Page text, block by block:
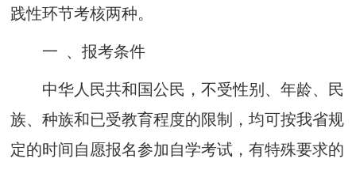
践性环节考核两种。
一 、报考条件
中华人民共和国公民，不受性别、年龄、民
族、种族和已受教育程度的限制，均可按我省规
定的时间自 愿报名参加自学考试，有特殊要求的